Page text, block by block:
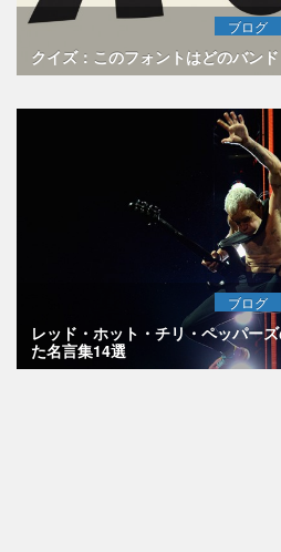
ブログ
クイズ：このフォントはどのバンド
ブログ
レッド・ホット・チリ・ペッパー
た名言集14選